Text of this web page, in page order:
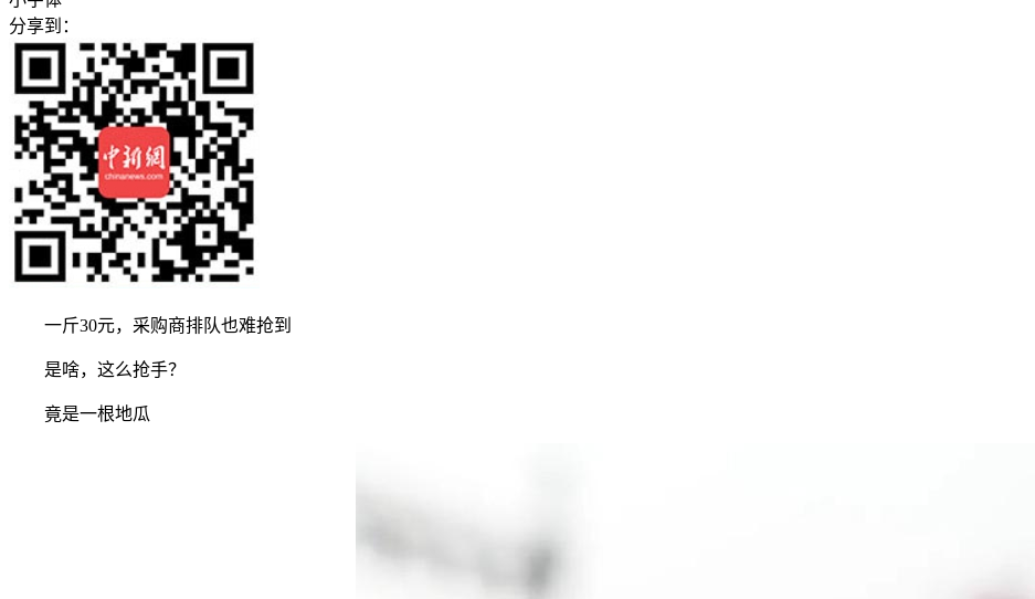
分享到：
一斤30元，采购商排队也难抢到
是啥，这么抢手？
竟是一根地瓜